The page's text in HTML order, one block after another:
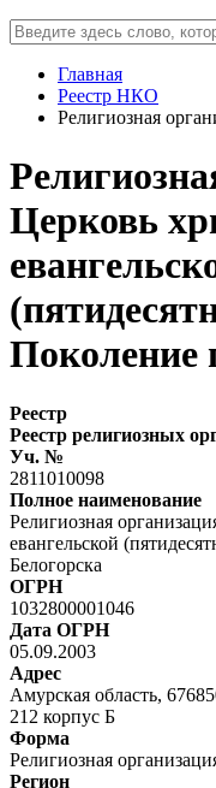
Главная
Реестр НКО
Религиозная
Церковь
Поколение
Реестр
Реестр религиозных
Уч. №
2811010098
Полное наименование
Религиозная
евангельской
Белогорска
ОГРН
1032800001046
Дата ОГРН
05.09.2003
Адрес
Амурская область,
212 корпус Б
Форма
Религиозная
Регион